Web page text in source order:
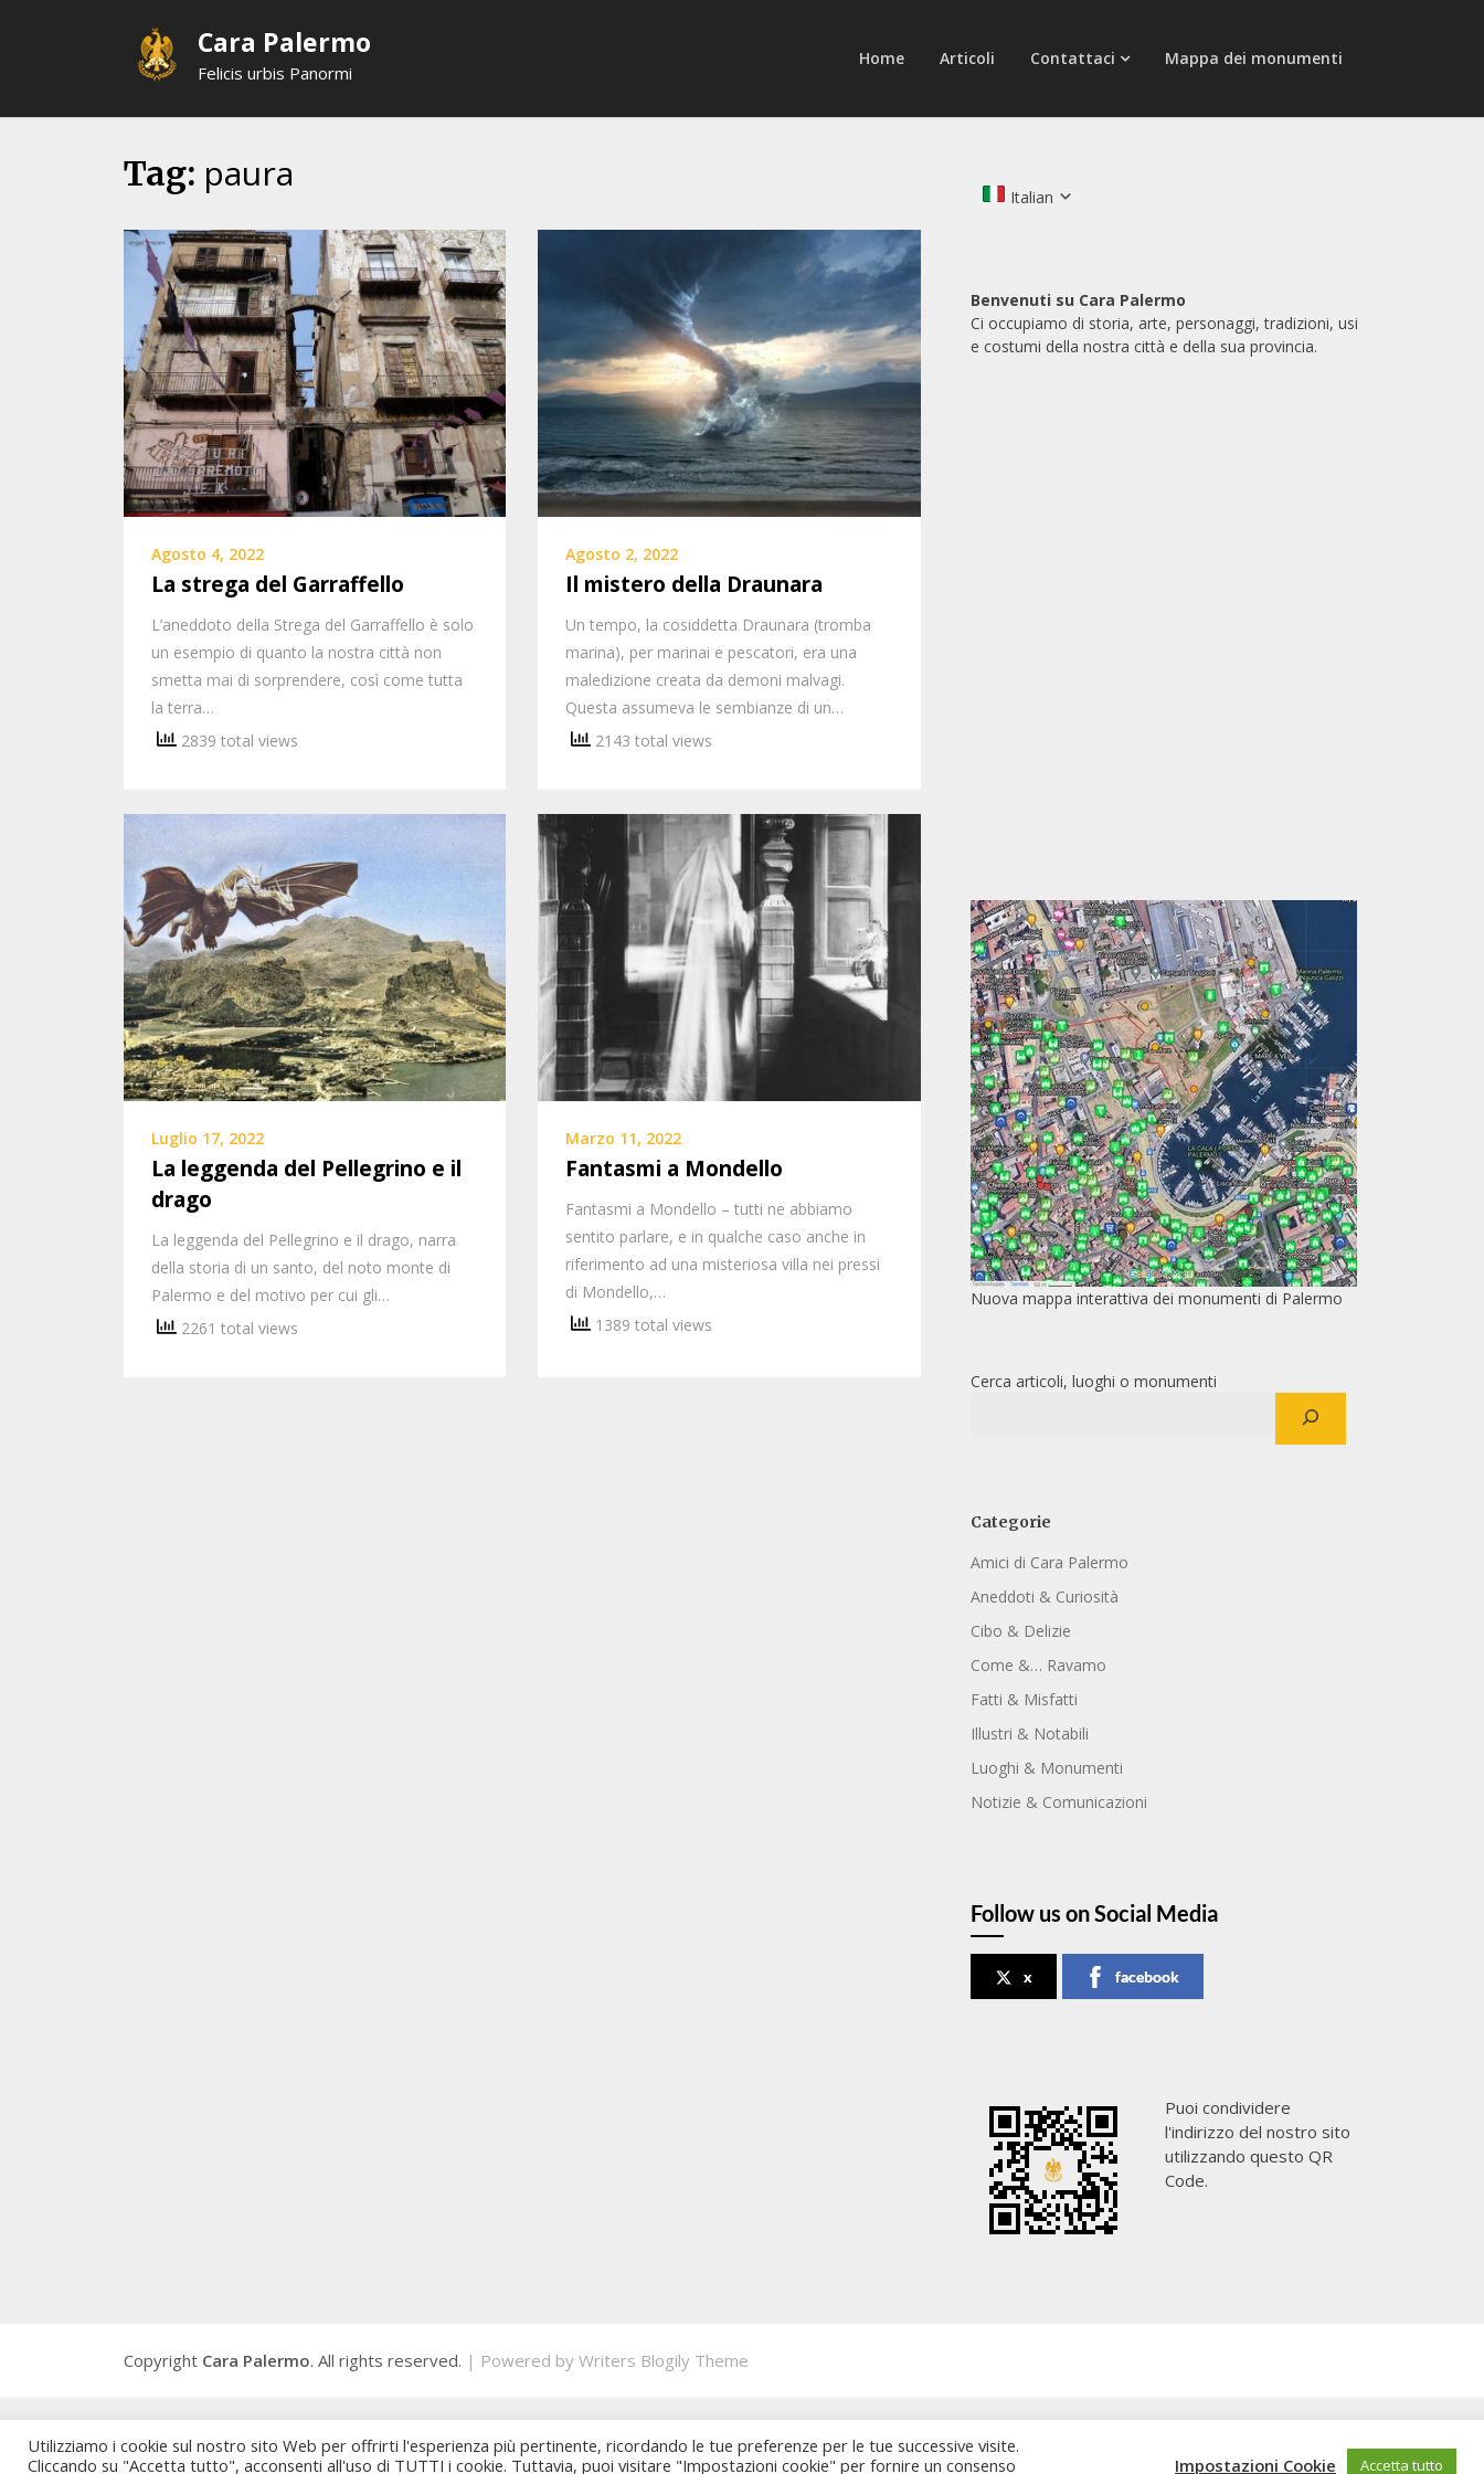
Cara Palermo
Felicis urbis Panormi
Home Articoli Contattaci Mappa dei monumenti
Tag: paura
Agosto 4, 2022
La strega del Garraffello
L’aneddoto della Strega del Garraffello è solo
un esempio di quanto la nostra città non
smetta mai di sorprendere, così come tutta
la terra…
2839 total views
Agosto 2, 2022
Il mistero della Draunara
Un tempo, la cosiddetta Draunara (tromba
marina), per marinai e pescatori, era una
maledizione creata da demoni malvagi.
Questa assumeva le sembianze di un…
2143 total views
Luglio 17, 2022
La leggenda del Pellegrino e il
drago
La leggenda del Pellegrino e il drago, narra
della storia di un santo, del noto monte di
Palermo e del motivo per cui gli…
2261 total views
Marzo 11, 2022
Fantasmi a Mondello
Fantasmi a Mondello – tutti ne abbiamo
sentito parlare, e in qualche caso anche in
riferimento ad una misteriosa villa nei pressi
di Mondello,…
1389 total views
Italian
Benvenuti su Cara Palermo
Ci occupiamo di storia, arte, personaggi, tradizioni, usi
e costumi della nostra città e della sua provincia.
Nuova mappa interattiva dei monumenti di Palermo
Cerca articoli, luoghi o monumenti
Categorie
Amici di Cara Palermo
Aneddoti & Curiosità
Cibo & Delizie
Come &… Ravamo
Fatti & Misfatti
Illustri & Notabili
Luoghi & Monumenti
Notizie & Comunicazioni
Follow us on Social Media
x facebook
Puoi condividere
l'indirizzo del nostro sito
utilizzando questo QR
Code.
Copyright Cara Palermo. All rights reserved. | Powered by Writers Blogily Theme
Utilizziamo i cookie sul nostro sito Web per offrirti l'esperienza più pertinente, ricordando le tue preferenze per le tue successive visite.
Cliccando su "Accetta tutto", acconsenti all'uso di TUTTI i cookie. Tuttavia, puoi visitare "Impostazioni cookie" per fornire un consenso
Impostazioni Cookie Accetta tutto